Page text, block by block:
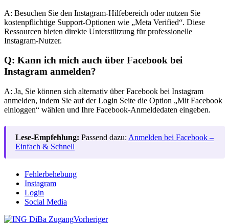
A: Besuchen Sie den Instagram-Hilfebereich oder nutzen Sie
kostenpflichtige Support-Optionen wie „Meta Verified“. Diese
Ressourcen bieten direkte Unterstützung für professionelle
Instagram-Nutzer.
Q: Kann ich mich auch über Facebook bei
Instagram anmelden?
A: Ja, Sie können sich alternativ über Facebook bei Instagram
anmelden, indem Sie auf der Login Seite die Option „Mit Facebook
einloggen“ wählen und Ihre Facebook-Anmeldedaten eingeben.
Lese-Empfehlung: Passend dazu: Anmelden bei Facebook –
Einfach & Schnell
Fehlerbehebung
Instagram
Login
Social Media
Vorheriger